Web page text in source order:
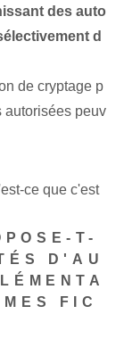
des auto
d
de cryptage p
autorisées peuv
ce que c'est
T-
D'AU
FIC